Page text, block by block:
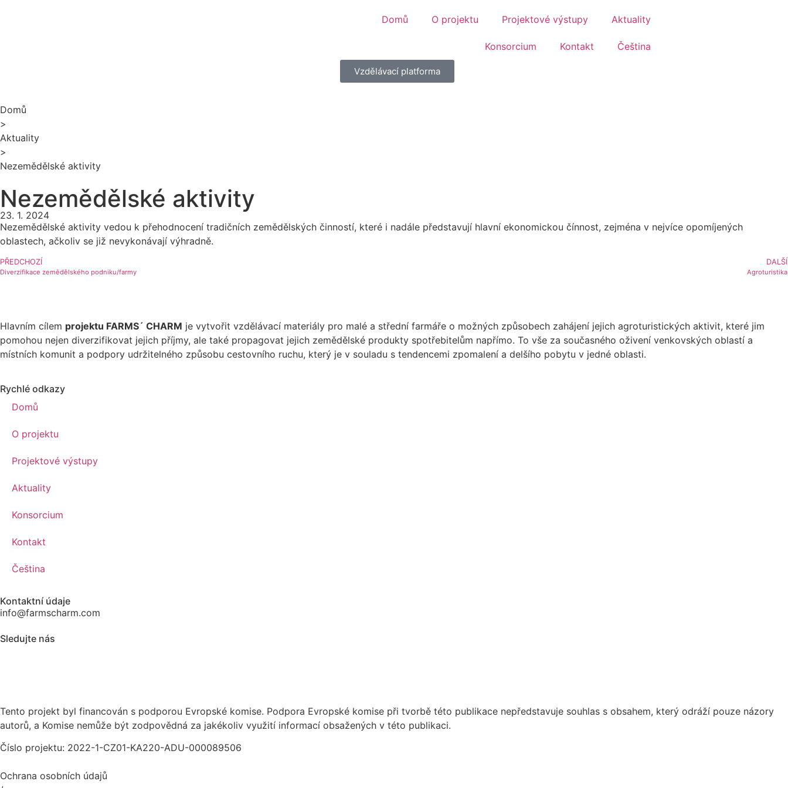
Domů O projektu Projektové výstupy Aktuality
Konsorcium Kontakt Čeština
Vzdělávací platforma
Domů
>
Aktuality
>
Nezemědělské aktivity
Nezemědělské aktivity
23. 1. 2024
Nezemědělské aktivity vedou k přehodnocení tradičních zemědělských činností, které i nadále představují hlavní ekonomickou čínnost, zejména v nejvíce opomíjených
oblastech, ačkoliv se již nevykonávají výhradně.
PŘEDCHOZÍ
Diverzifikace zemědělského podniku/farmy
DALŠÍ
Agroturistika
Hlavním cílem projektu FARMS´ CHARM je vytvořit vzdělávací materiály pro malé a střední farmáře o možných způsobech zahájení jejich agroturistických aktivit, které jim
pomohou nejen diverzifikovat jejich příjmy, ale také propagovat jejich zemědělské produkty spotřebitelům napřímo. To vše za současného oživení venkovských oblastí a
místních komunit a podpory udržitelného způsobu cestovního ruchu, který je v souladu s tendencemi zpomalení a delšího pobytu v jedné oblasti.
Rychlé odkazy
Domů
O projektu
Projektové výstupy
Aktuality
Konsorcium
Kontakt
Čeština
Kontaktní údaje
info@farmscharm.com
Sledujte nás
Tento projekt byl financován s podporou Evropské komise. Podpora Evropské komise při tvorbě této publikace nepředstavuje souhlas s obsahem, který odráží pouze názory
autorů, a Komise nemůže být zodpovědná za jakékoliv využití informací obsažených v této publikaci.
Číslo projektu: 2022-1-CZ01-KA220-ADU-000089506
Ochrana osobních údajů